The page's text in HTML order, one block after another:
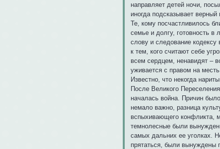
направляет детей ночи,
иногда подсказывает
Те, кому посчастливилось
семье и долгу, готовность
слову и следование кодексу
к тем, кого считают себе
всем сердцем, ненавидят –
уживается с правом на
Известно, что некогда
После Великого
началась война. Причин
немало важно, разница
вспыхивающего конфликта,
темнолесные были
самых дальних ее уголках.
прятаться, были вынуждены